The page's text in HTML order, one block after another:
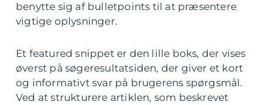
benytte sig af bulletpoints til at præsentere
vigtige oplysninger.
Et featured snippet er den lille boks, der vises
øverst på søgeresultatsiden, der giver et kort
og informativt svar på brugerens spørgsmål.
Ved at strukturere artiklen, som beskrevet